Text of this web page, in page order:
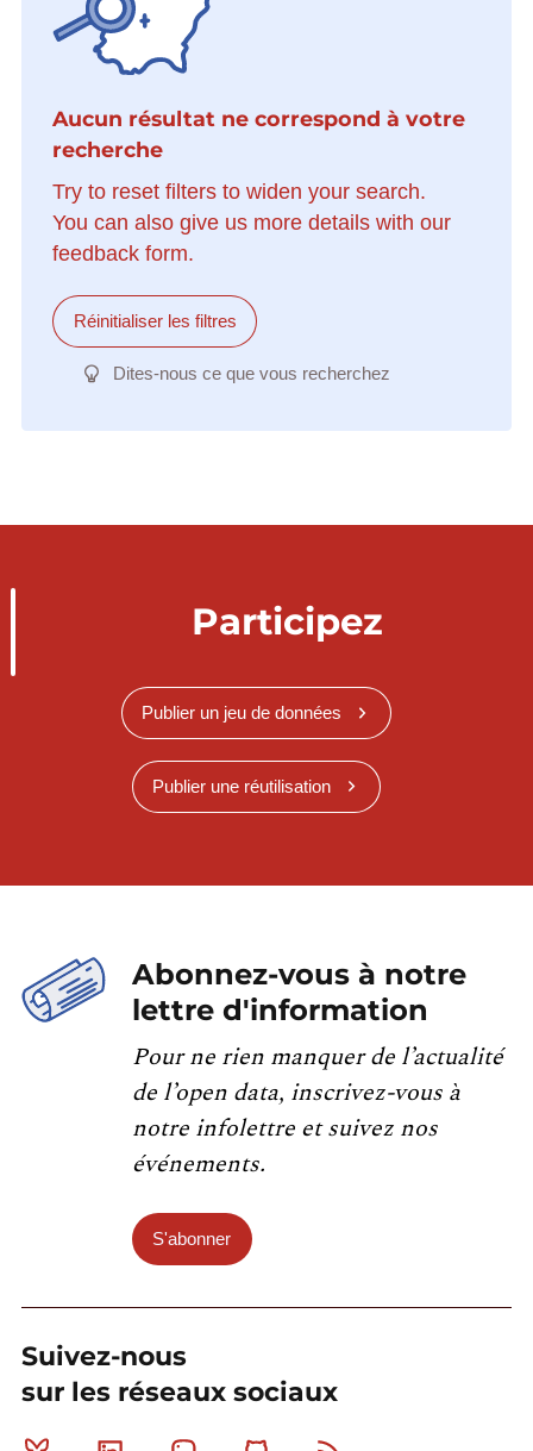
Aucun résultat ne correspond à votre
recherche
Try to reset filters to widen your search.
You can also give us more details with our
feedback form.
Réinitialiser les filtres
Dites-nous ce que vous recherchez
Participez
Publier un jeu de données
Publier une réutilisation
Abonnez-vous à notre
lettre d'information
Pour ne rien manquer de l’actualité
de l’open data, inscrivez-vous à
notre infolettre et suivez nos
événements.
S'abonner
Suivez-nous
sur les réseaux sociaux